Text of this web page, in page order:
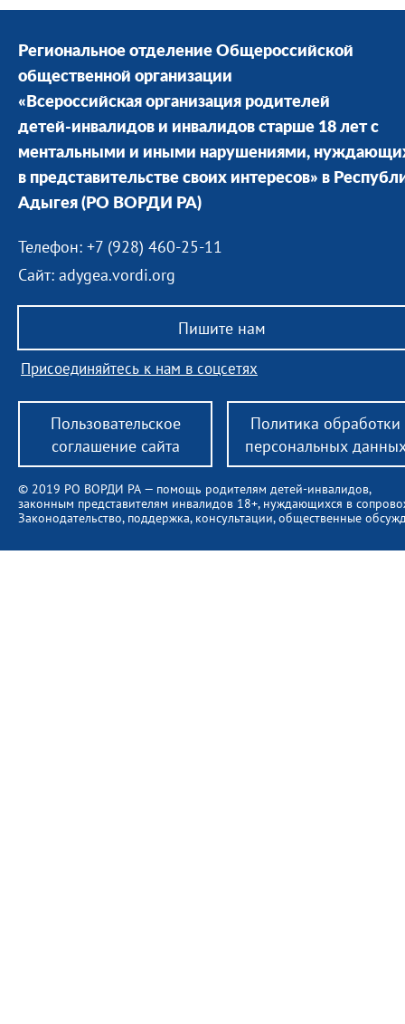
Региональное отделение Общероссийской
общественной организации
«Всероссийская организация родителей
детей-инвалидов и инвалидов старше 18 лет с
ментальными и иными нарушениями,
в представительстве своих интересов» в
Адыгея (РО ВОРДИ РА)
Телефон: +7 (928) 460-25-11
Сайт: adygea.vordi.org
Пишите нам
© 2019 РО ВОРДИ РА — помощь родителям детей-инвалидов,
законным представителям инвалидов 18+, нуждающихся в
Законодательство, поддержка, консультации, общественные
Присоединяйтесь к нам в соцсетях
Пользовательское
соглашение сайта
Политика обработки
персональных